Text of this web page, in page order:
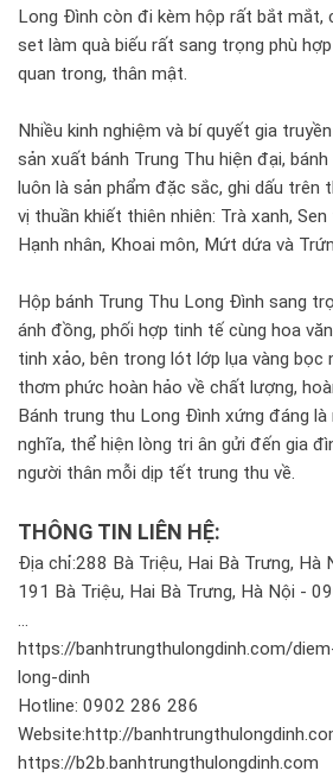
Long Đình còn đi kèm hộp rất bắt mắt,
set làm quà biếu rất sang trọng phù
quan trong, thân mật.
Nhiều kinh nghiệm và bí quyết gia
sản xuất bánh Trung Thu hiện đại,
luôn là sản phẩm đặc sắc, ghi dấu trên
vị thuần khiết thiên nhiên: Trà xanh,
Hạnh nhân, Khoai môn, Mứt dứa và
Hộp bánh Trung Thu Long Đình sang
ánh đồng, phối hợp tinh tế cùng hoa
tinh xảo, bên trong lót lớp lụa vàng bọc
thơm phức hoàn hảo về chất lượng,
Bánh trung thu Long Đình xứng đáng
nghĩa, thể hiện lòng tri ân gửi đến gia
người thân mỗi dịp tết trung thu về.
THÔNG TIN LIÊN HỆ:
Địa chỉ:288 Bà Triệu, Hai Bà Trưng,
191 Bà Triệu, Hai Bà Trưng, Hà Nội -
https://banhtrungthulongdinh.com/
long-dinh
Hotline: 0902 286 286
Website:http://
https://b2b.banhtrungthulongdinh.com